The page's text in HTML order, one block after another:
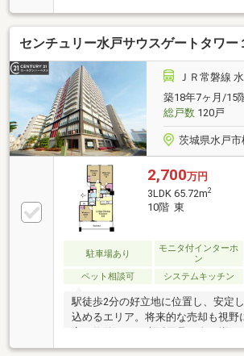
センチュリー水戸サウスゲートタワー
ＪＲ常磐線
築18年7ヶ月/15
総戸数120戸
茨城県水戸市
2,700万円
3LDK 65.72m2
10階 東
駐車場あり
モニタ付インターホ
ン
ペット相談可 システムキッチン
駅徒歩2分の好立地に位置し、安定
込めるエリア。将来的な売却も視野
徒歩圏内！交通利便性(電車・バス